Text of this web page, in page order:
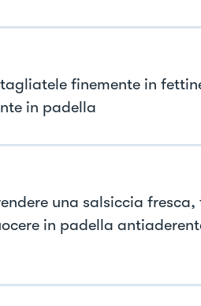
finemente in
in padella
una salsiccia
in padella